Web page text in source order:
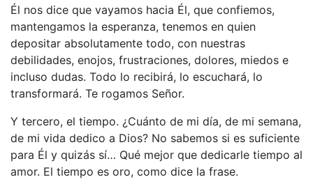
Él nos dice que vayamos hacia Él, que confiemos,
mantengamos la esperanza, tenemos en quien
depositar absolutamente todo, con nuestras
debilidades, enojos, frustraciones, dolores, miedos e
incluso dudas. Todo lo recibirá, lo escuchará, lo
transformará. Te rogamos Señor.
Y tercero, el tiempo. ¿Cuánto de mi día, de mi semana,
de mi vida dedico a Dios? No sabemos si es suficiente
para Él y quizás sí… Qué mejor que dedicarle tiempo al
amor. El tiempo es oro, como dice la frase.